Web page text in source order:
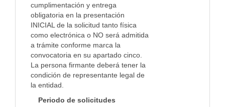
cumplimentación y entrega
obligatoria en la presentación
INICIAL de la solicitud tanto física
como electrónica o NO será admitida
a trámite conforme marca la
convocatoria en su apartado cinco.
La persona firmante deberá tener la
condición de representante legal de
la entidad.
Periodo de solicitudes